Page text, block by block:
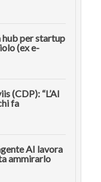
hub per startup
(ex e-
(CDP): “L’AI
fa
AI lavora
ammirarlo